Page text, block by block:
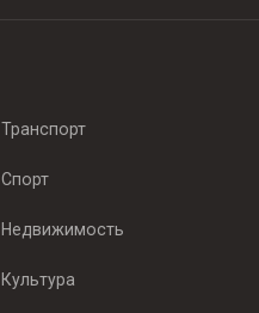
Транспорт
Спорт
Недвижимость
Культура